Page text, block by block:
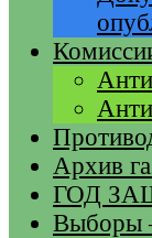
Архив
ГОД
Выборы